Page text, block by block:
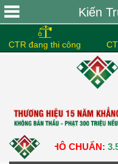
Kiến
CTR đang thi công
THÔ CHUẨN: